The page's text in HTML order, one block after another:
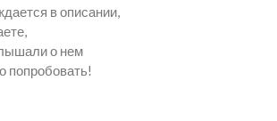
в описании,
о нем
попробовать!